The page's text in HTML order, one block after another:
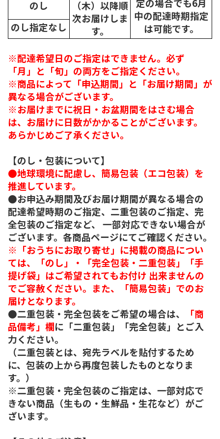
定の場合でも6月
中の配達時期指定
は可能です。
のし
（木）以降順
次お届けしま
す。
のし指定なし
※配達希望日のご指定はできません。必ず
「月」と「旬」の両方をご指定ください。
※商品によって「申込期間」と「お届け期間」が
異なる場合がございます。
※お届けまでに祝日・お盆期間をはさむ場合
は、お届けに日数がかかることがございます。
あらかじめご了承ください。
【のし・包装について】
●地球環境に配慮し、簡易包装（エコ包装）を
推進しています。
●お申込み期間及びお届け期間が異なる場合の
配達希望時期のご指定、二重包装のご指定、完
全包装のご指定など、 一部対応できない場合が
ございます。各商品ページにてご確認ください。
※「おうちにお取り寄せ」に掲載の商品につい
ては、「のし」・「完全包装・二重包装」「手
提げ袋」はご希望されてもお付け 出来ませんの
でご容赦ください。また、「簡易包装」でのお
届けとなります。
●二重包装・完全包装をご希望の場合は、
「商
品備考」欄に「二重包装」「完全包装」とご入
力ください。
（二重包装とは、宛先ラベルを貼付するため
に、包装の上から再度包装したものとなりま
す。）
※二重包装・完全包装のご指定は、一部対応で
きない商品（生もの・生鮮品・生花など）がご
ざいます。